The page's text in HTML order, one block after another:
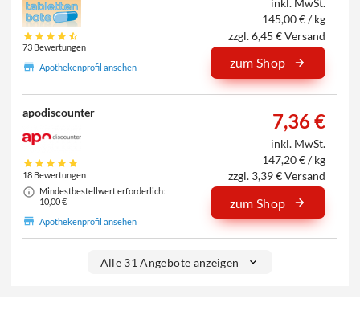
73 Bewertungen
Apothekenprofil ansehen
inkl. MwSt.
145,00 € / kg
zzgl. 6,45 € Versand
zum Shop
apodiscounter
18 Bewertungen
Mindestbestellwert erforderlich:
10,00 €
Apothekenprofil ansehen
7,36 €
inkl. MwSt.
147,20 € / kg
zzgl. 3,39 € Versand
zum Shop
Alle 31 Angebote anzeigen